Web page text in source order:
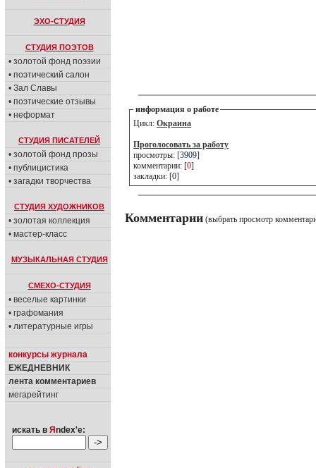
ЭХО-СТУДИЯ
СТУДИЯ ПОЭТОВ
• золотой фонд поэзии
• поэтический салон
• Зал Славы
• поэтические отзывы
• неформат
СТУДИЯ ПИСАТЕЛЕЙ
• золотой фонд прозы
• публицистика
• загадки творчества
СТУДИЯ ХУДОЖНИКОВ
• золотая коллекция
• мастер-класс
МУЗЫКАЛЬНАЯ СТУДИЯ
СМЕХО-СТУДИЯ
• веселые картинки
• графомания
• литературные игры
конкурсы журнала
ЕЖЕДНЕВНИК
лента комментариев
мегарейтинг
искать в Я ndex'е:
информация о работе
Цикл:Окраина
Проголосовать за работу
просмотры: [3909]
комментарии: [0]
закладки: [0]
Комментарии (выбрать просмотр